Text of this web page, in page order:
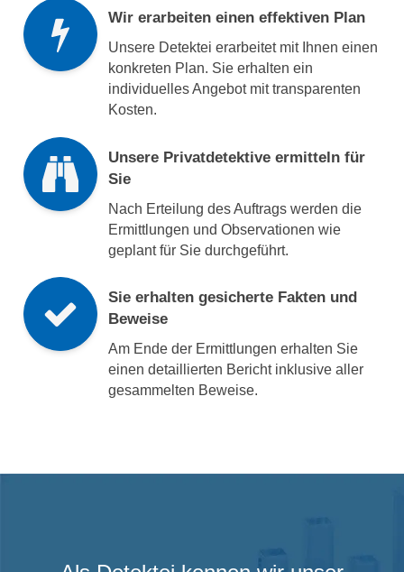
Wir erarbeiten einen effektiven Plan
Unsere Detektei erarbeitet mit Ihnen einen
konkreten Plan. Sie erhalten ein
individuelles Angebot mit transparenten
Kosten.
Unsere Privatdetektive ermitteln für
Sie
Nach Erteilung des Auftrags werden die
Ermittlungen und Observationen wie
geplant für Sie durchgeführt.
Sie erhalten gesicherte Fakten und
Beweise
Am Ende der Ermittlungen erhalten Sie
einen detaillierten Bericht inklusive aller
gesammelten Beweise.